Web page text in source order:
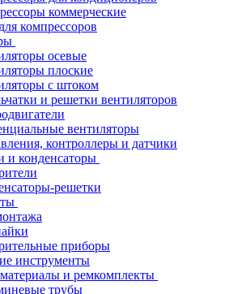
коммерческие
компрессоров
осевые
плоские
с штоком
и решетки вентиляторов
вентиляторы
контроллеры и датчики
и конденсаторы
решетки
приборы
инструменты
и ремкомплекты
трубы